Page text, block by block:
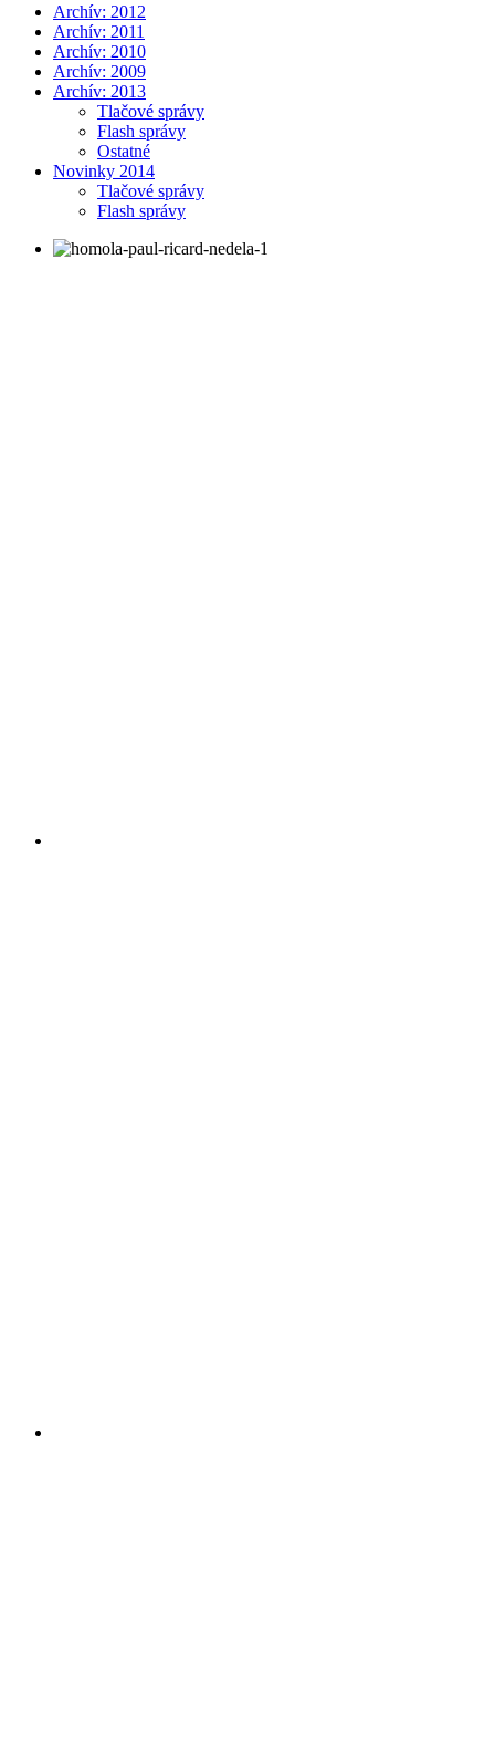
Archív: 2012
Archív: 2011
Archív: 2010
Archív: 2009
Archív: 2013
Tlačové správy
Flash správy
Ostatné
Novinky 2014
Tlačové správy
Flash správy